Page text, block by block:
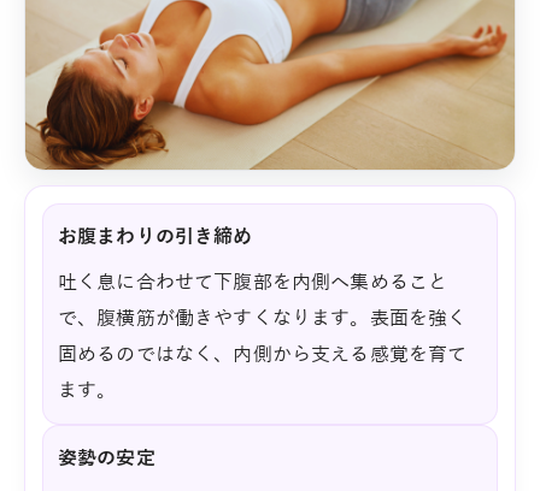
お腹まわりの引き締め
吐く息に合わせて下腹部を内側へ集めること
で、腹横筋が働きやすくなります。表面を強く
固めるのではなく、内側から支える感覚を育て
ます。
姿勢の安定